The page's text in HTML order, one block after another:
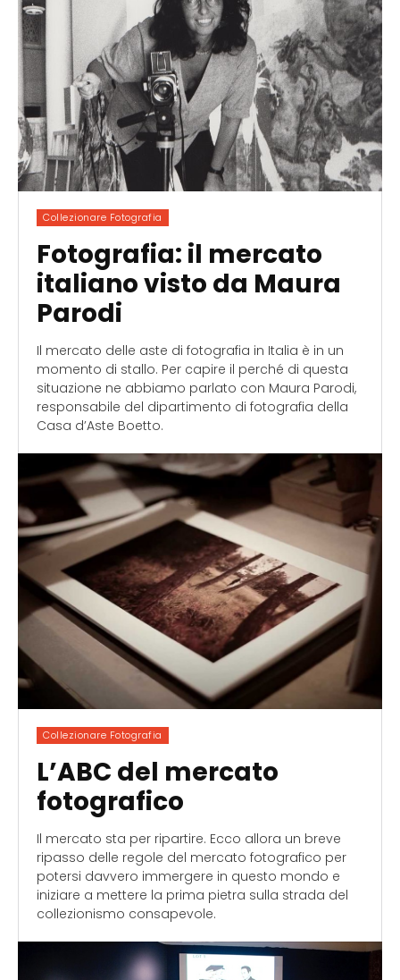
Collezionare Fotografia
Fotografia: il mercato
italiano visto da Maura
Parodi
Il mercato delle aste di fotografia in Italia è in un
momento di stallo. Per capire il perché di questa
situazione ne abbiamo parlato con Maura Parodi,
responsabile del dipartimento di fotografia della
Casa d’Aste Boetto.
Collezionare Fotografia
L’ABC del mercato
fotografico
Il mercato sta per ripartire. Ecco allora un breve
ripasso delle regole del mercato fotografico per
potersi davvero immergere in questo mondo e
iniziare a mettere la prima pietra sulla strada del
collezionismo consapevole.